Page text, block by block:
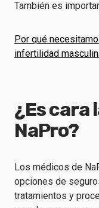
También es
Por qué
infertilidad
¿Es cara
NaPro?
Los médicos de
opciones de
tratamientos y